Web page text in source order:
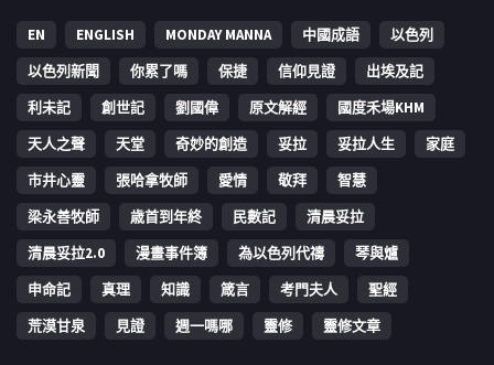
EN ENGLISH MONDAY MANNA 中國成語
以色列
以色列新聞
你累了嗎 保捷 信仰見證
出埃及記
利未記
創世記 劉國偉 原文解經
國度禾場KHM
天人之聲
天堂 奇妙的創造 妥拉 妥拉人生
家庭
市井心靈
張哈拿牧師 愛情 敬拜
智慧
梁永善牧師
歳首到年終 民數記
清晨妥拉
清晨妥拉2.0
漫畫事件簿 為以色列代禱
琴與爐
申命記
真理 知識 箴言 考門夫人
聖經
荒漠甘泉
見證 週一嗎哪 靈修 靈修文章